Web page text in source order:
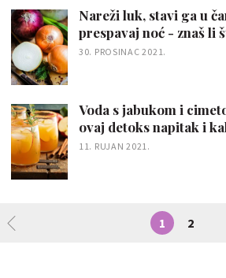
Nareži luk, stavi ga u
prespavaj noć - znaš li
30. PROSINAC 2021.
Voda s jabukom i
ovaj detoks napitak i
11. RUJAN 2021.
1 2